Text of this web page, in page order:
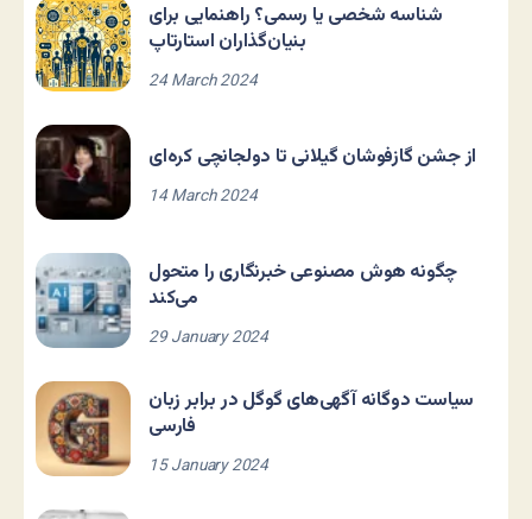
شناسه شخصی یا رسمی؟ راهنمایی برای
بنیان‌گذاران استارتاپ
24 March 2024
از جشن گازفوشان گیلانی تا دولجانچی کره‌ای
14 March 2024
چگونه هوش مصنوعی خبرنگاری را متحول
می‌کند
29 January 2024
سیاست دوگانه آگهی‌های گوگل در برابر زبان
فارسی
15 January 2024